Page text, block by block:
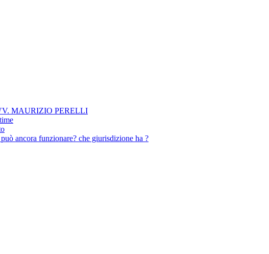
MAURIZIO PERELLI
ancora funzionare? che giurisdizione ha ?